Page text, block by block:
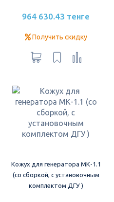
964 630.43 тенге
Получить скидку
Кожух для генератора МК-1.1
(со сборкой, с установочным
комплектом ДГУ )